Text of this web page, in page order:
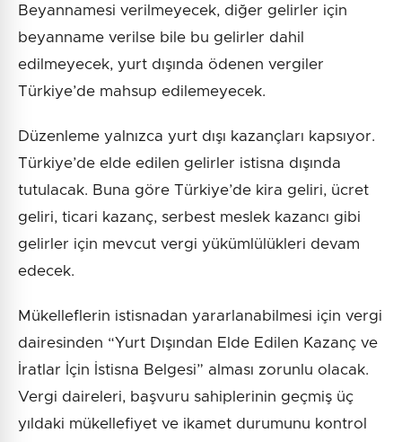
Beyannamesi verilmeyecek, diğer gelirler için
beyanname verilse bile bu gelirler dahil
edilmeyecek, yurt dışında ödenen vergiler
Türkiye’de mahsup edilemeyecek.
Düzenleme yalnızca yurt dışı kazançları kapsıyor.
Türkiye’de elde edilen gelirler istisna dışında
tutulacak. Buna göre Türkiye’de kira geliri, ücret
geliri, ticari kazanç, serbest meslek kazancı gibi
gelirler için mevcut vergi yükümlülükleri devam
edecek.
Mükelleflerin istisnadan yararlanabilmesi için vergi
dairesinden “Yurt Dışından Elde Edilen Kazanç ve
İratlar İçin İstisna Belgesi” alması zorunlu olacak.
Vergi daireleri, başvuru sahiplerinin geçmiş üç
yıldaki mükellefiyet ve ikamet durumunu kontrol